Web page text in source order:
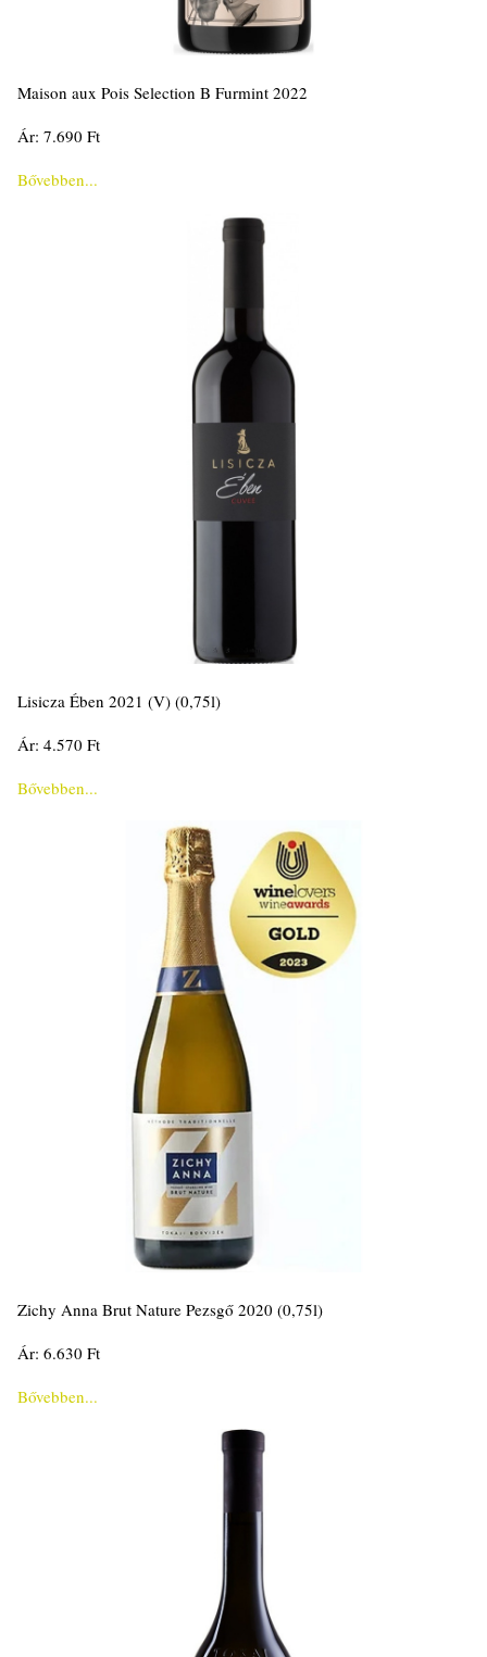
Maison aux Pois Selection B Furmint 2022
Ár: 7.690 Ft
Bővebben...
Lisicza Ében 2021 (V) (0,75l)
Ár: 4.570 Ft
Bővebben...
Zichy Anna Brut Nature Pezsgő 2020 (0,75l)
Ár: 6.630 Ft
Bővebben...